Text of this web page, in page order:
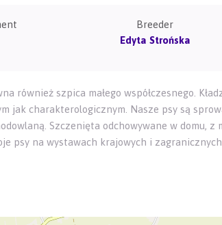
Breeder
Edyta Strońska
również szpica małego współczesnego.
jak charakterologicznym. Nasze psy są
Szczenięta odchowywane w domu, z
psy na wystawach krajowych i